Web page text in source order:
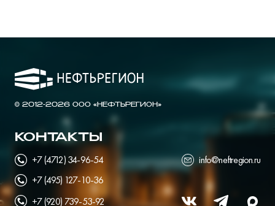
© 2012-2026 ООО «НЕФТЬРЕГИОН»
КОНТАКТЫ
+7 (4712) 34-96-54
+7 (495) 127-10-36
+7 (920) 739-53-92
info@neftregion.ru